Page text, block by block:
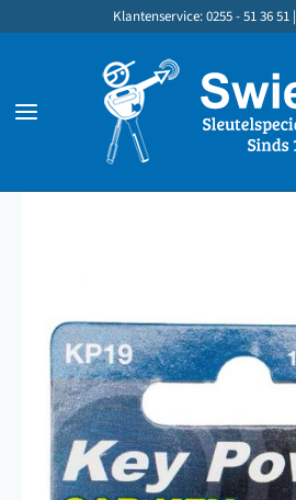
inhoud
Klantenservice: 0255 - 51 36 51 |